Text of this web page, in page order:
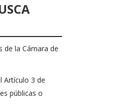
de la Cámara de
Artículo 3 de
públicas o